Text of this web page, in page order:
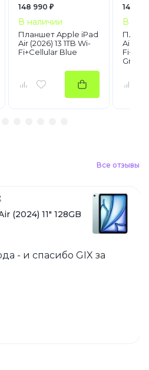
148 990 ₽
В наличии
Планшет Apple iPad
Air (2026) 13 1TB Wi-
Fi+Cellular Blue
148
В
Air
Gray
Все отзывы
(2024) 11" 128GB
- и спасибо GIX за